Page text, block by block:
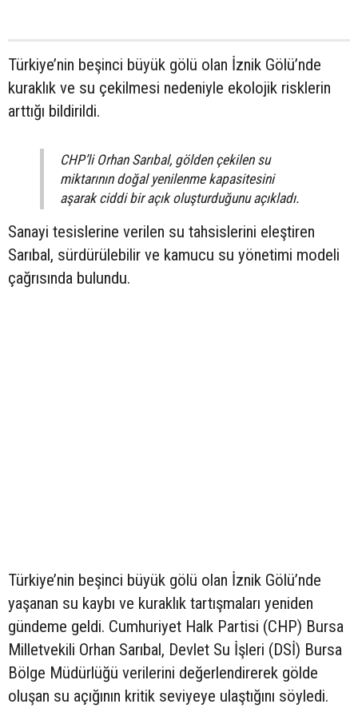
Türkiye’nin beşinci büyük gölü olan İznik Gölü’nde
kuraklık ve su çekilmesi nedeniyle ekolojik risklerin
arttığı bildirildi.
CHP’li Orhan Sarıbal, gölden çekilen su
miktarının doğal yenilenme kapasitesini
aşarak ciddi bir açık oluşturduğunu açıkladı.
Sanayi tesislerine verilen su tahsislerini eleştiren
Sarıbal, sürdürülebilir ve kamucu su yönetimi modeli
çağrısında bulundu.
Türkiye’nin beşinci büyük gölü olan İznik Gölü’nde
yaşanan su kaybı ve kuraklık tartışmaları yeniden
gündeme geldi. Cumhuriyet Halk Partisi (CHP) Bursa
Milletvekili Orhan Sarıbal, Devlet Su İşleri (DSİ) Bursa
Bölge Müdürlüğü verilerini değerlendirerek gölde
oluşan su açığının kritik seviyeye ulaştığını söyledi.